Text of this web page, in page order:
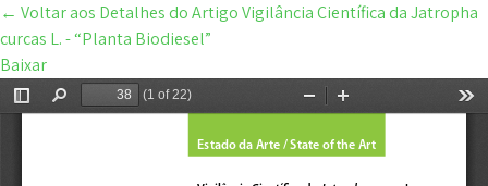
← Voltar aos Detalhes do ArtigoVigilância Científica da Jatropha
curcas L. - “Planta Biodiesel”
Baixar